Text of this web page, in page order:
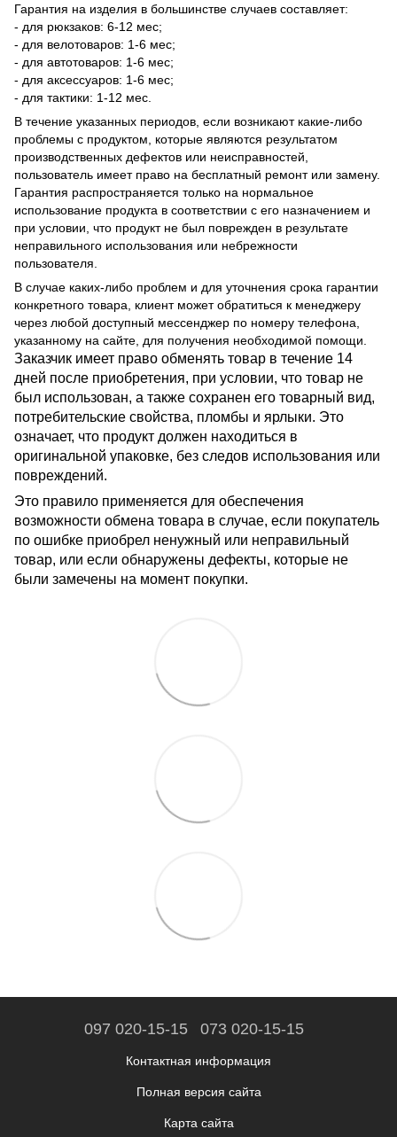
Гарантия на изделия в большинстве случаев составляет:
- для рюкзаков: 6-12 мес;
- для велотоваров: 1-6 мес;
- для автотоваров: 1-6 мес;
- для аксессуаров: 1-6 мес;
- для тактики: 1-12 мес.
В течение указанных периодов, если возникают какие-либо
проблемы с продуктом, которые являются результатом
производственных дефектов или неисправностей,
пользователь имеет право на бесплатный ремонт или замену.
Гарантия распространяется только на нормальное
использование продукта в соответствии с его назначением и
при условии, что продукт не был поврежден в результате
неправильного использования или небрежности
пользователя.
В случае каких-либо проблем и для уточнения срока гарантии
конкретного товара, клиент может обратиться к менеджеру
через любой доступный мессенджер по номеру телефона,
указанному на сайте, для получения необходимой помощи.
Заказчик имеет право обменять товар в течение 14
дней после приобретения, при условии, что товар не
был использован, а также сохранен его товарный вид,
потребительские свойства, пломбы и ярлыки. Это
означает, что продукт должен находиться в
оригинальной упаковке, без следов использования или
повреждений.
Это правило применяется для обеспечения
возможности обмена товара в случае, если покупатель
по ошибке приобрел ненужный или неправильный
товар, или если обнаружены дефекты, которые не
были замечены на момент покупки.
097 020-15-15 073 020-15-15
Контактная информация
Полная версия сайта
Карта сайта